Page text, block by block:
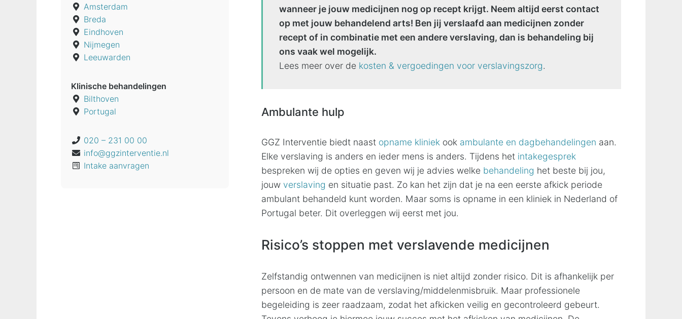
wanneer je jouw medicijnen nog op recept krijgt. Neem altijd eerst contact
op met jouw behandelend arts! Ben jij verslaafd aan medicijnen zonder
recept of in combinatie met een andere verslaving, dan is behandeling bij
ons vaak wel mogelijk.
Lees meer over de kosten & vergoedingen voor verslavingszorg.
Ambulante hulp
GGZ Interventie biedt naast opname kliniek ook ambulante en dagbehandelingen aan.
Elke verslaving is anders en ieder mens is anders. Tijdens het intakegesprek
bespreken wij de opties en geven wij je advies welke behandeling het beste bij jou,
jouwverslaving en situatie past. Zo kan het zijn dat je na een eerste afkick periode
ambulant behandeld kunt worden. Maar soms is opname in een kliniek in Nederland of
Portugal beter. Dit overleggen wij eerst met jou.
Risico’s stoppen met verslavende medicijnen
Zelfstandig ontwennen van medicijnen is niet altijd zonder risico. Dit is afhankelijk per
persoon en de mate van de verslaving/middelenmisbruik. Maar professionele
begeleiding is zeer raadzaam, zodat het afkicken veilig en gecontroleerd gebeurt.
Amsterdam
Breda
Eindhoven
Nijmegen
Leeuwarden
Klinische behandelingen
Bilthoven
Portugal
020 – 231 00 00
info@ggzinterventie.nl
Intake aanvragen